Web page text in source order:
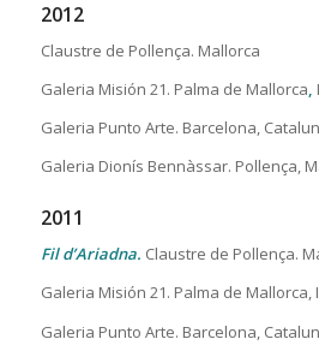
2012
Claustre de Pollença. Mallorca
Galeria Misión 21. Palma de Mallorca,
Galeria Punto Arte. Barcelona,
Galeria Dionís Bennàssar. Pollença,
2011
Fil d’Ariadna. Claustre de Pollença.
Galeria Misión 21. Palma de Mallorca,
Galeria Punto Arte. Barcelona,